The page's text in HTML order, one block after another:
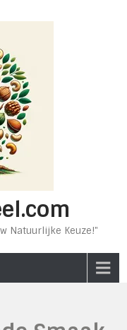
Natuurlijke Keuze!"